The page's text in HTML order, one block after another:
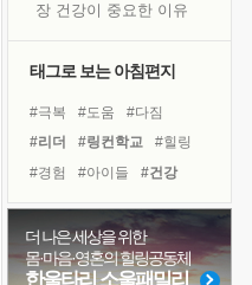
장 건강이 중요한 이유
흙이 된 몸으로 출근하는 여자
꿈이 실제가 되는 것
'말 타는 법'을 먼저
졸업식 사진을 보며
태그로 보는 아침편지
#극복 #도움
#다짐
#리더
#링컨학교
#힐링
#경험
#아이들
#건강
#독서캠프
#계획
#면역력
#유튜브
#나눔
더 나은 세상을 위한
몸·마음·영혼의 힐링공동체
한울타리 소울패밀리